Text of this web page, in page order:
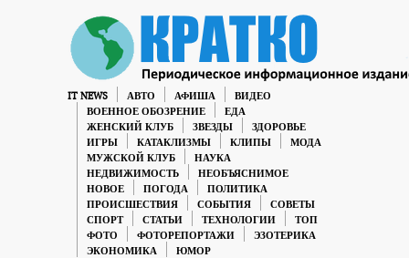
IT NEWS АВТО АФИША
ВИДЕО
ВОЕННОЕ ОБОЗРЕНИЕ
ЕДА
ЖЕНСКИЙ КЛУБ
ЗВЕЗДЫ
ЗДОРОВЬЕ
ИГРЫ
КАТАКЛИЗМЫ КЛИПЫ
МОДА
МУЖСКОЙ КЛУБ
НАУКА
НЕДВИЖИМОСТЬ
НЕОБЪЯСНИМОЕ
НОВОЕ
ПОГОДА
ПОЛИТИКА
ПРОИСШЕСТВИЯ
СОБЫТИЯ
СОВЕТЫ
СПОРТ
СТАТЬИ ТЕХНОЛОГИИ
ТОП
ФОТО
ФОТОРЕПОРТАЖИ
ЭЗОТЕРИКА
ЭКОНОМИКА
ЮМОР